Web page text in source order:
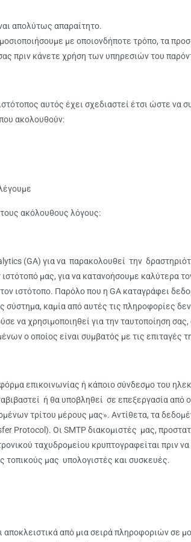
απολύτως απαραίτητο.
με οποιονδήποτε τρόπο, τα
πριν κάνετε χρήση των υπηρεσιών του
αυτός έχει σχεδιαστεί έτσι ώστε να
ακολουθούν:
ακόλουθους λόγους:
(GA) για να παρακολουθεί την
μας, για να κατανοήσουμε καλύτερα
ιστότοπο. Παρόλο που η GA καταγράφει
σύστημα, καμία από αυτές τις πληροφορίες
να χρησιμοποιηθεί για την ταυτοποίηση
ο οποίος είναι συμβατός με τις επιταγές
επικοινωνίας ή κάποιο σύνδεσμο του
ή θα υποβληθεί σε επεξεργασία από
τρίτου μέρους μας». Αντίθετα, τα
Protocol). Οι SMTP διακομιστές μας,
ταχυδρομείου κρυπτογραφείται πριν
τοπικούς μας υπολογιστές και συσκευές.
από μια σειρά πληροφοριών σε